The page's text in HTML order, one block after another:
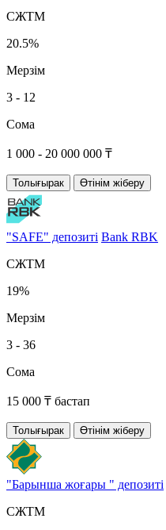
СЖТМ
20.5%
Мерзім
3 - 12
Сома
1 000 - 20 000 000 ₸
Толығырак Өтінім жіберу
"SAFE" депозиті Bank RBK
СЖТМ
19%
Мерзім
3 - 36
Сома
15 000 ₸ бастап
Толығырак Өтінім жіберу
"Барынша жоғары " депозиті
СЖТМ